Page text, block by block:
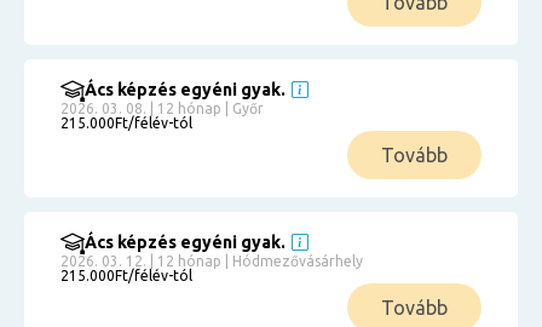
Ács képzés egyéni gyak.
2026. 03. 08. | 12 hónap | Győr
215.000Ft/félév-tól
Tovább
Ács képzés egyéni gyak.
2026. 03. 12. | 12 hónap | Hódmezővásárhely
215.000Ft/félév-tól
Tovább